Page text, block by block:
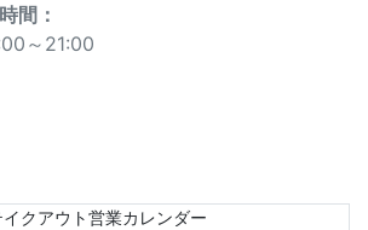
間：
～21:00
イクアウト営業カレンダー